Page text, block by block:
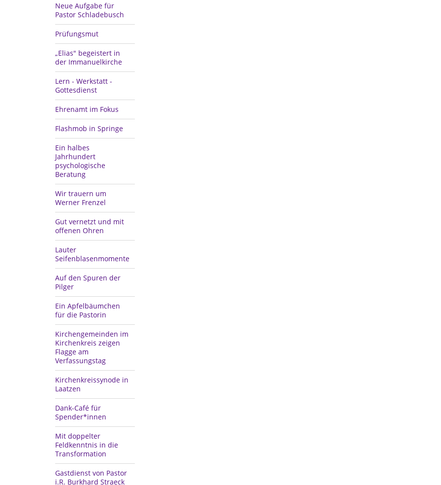
Neue Aufgabe für
Pastor Schladebusch
Prüfungsmut
„Elias" begeistert in
der Immanuelkirche
Lern - Werkstatt -
Gottesdienst
Ehrenamt im Fokus
Flashmob in Springe
Ein halbes
Jahrhundert
psychologische
Beratung
Wir trauern um
Werner Frenzel
Gut vernetzt und mit
offenen Ohren
Lauter
Seifenblasenmomente
Auf den Spuren der
Pilger
Ein Apfelbäumchen
für die Pastorin
Kirchengemeinden im
Kirchenkreis zeigen
Flagge am
Verfassungstag
Kirchenkreissynode in
Laatzen
Dank-Café für
Spender*innen
Mit doppelter
Feldkenntnis in die
Transformation
Gastdienst von Pastor
i.R. Burkhard Straeck